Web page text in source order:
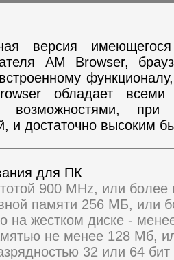
версия
AM Browser,
обладает
возможностями,
и достаточно высоким
для ПК
900 MHz, или
памяти 256 МБ, или
на жестком диске -
не менее 128 Мб,
32 или 64